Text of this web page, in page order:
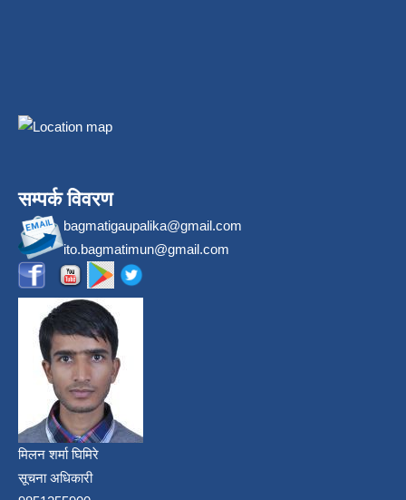
सम्पर्क विवरण
bagmatigaupalika@gmail.com
ito.bagmatimun@gmail.com
मिलन शर्मा घिमिरे
सूचना अधिकारी